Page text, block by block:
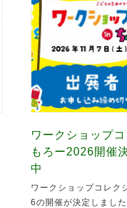
ワークショップ
もろー2026開催
中
ワークショップコレク
6の開催が決定しまし